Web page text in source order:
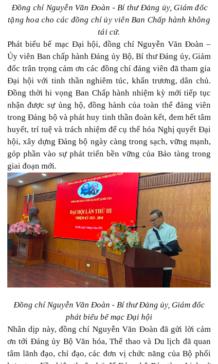
Đồng chí Nguyễn Văn Đoàn - Bí thư Đảng ủy, Giám đốc
tặng hoa cho các đồng chí ủy viên Ban Chấp hành không
tái cử.
Phát biểu bế mạc Đại hội, đồng chí Nguyễn Văn Đoàn –
Ủy viên Ban chấp hành Đảng ủy Bộ, Bí thư Đảng ủy, Giám
đốc trân trọng cảm ơn các đồng chí đảng viên đã tham gia
Đại hội với tinh thần nghiêm túc, khẩn trương, dân chủ.
Đồng thời hi vọng Ban Chấp hành nhiệm kỳ mới tiếp tục
nhận được sự ủng hộ, đồng hành của toàn thể đảng viên
trong Đảng bộ và phát huy tinh thần đoàn kết, đem hết tâm
huyết, trí tuệ và trách nhiệm để cụ thể hóa Nghị quyết Đại
hội, xây dựng Đảng bộ ngày càng trong sạch, vững mạnh,
góp phần vào sự phát triển bền vững của Bảo tàng trong
giai đoạn mới.
Đồng chí Nguyễn Văn Đoàn - Bí thư Đảng ủy, Giám đốc
phát biểu bế mạc Đại hội
Nhân dịp này, đồng chí Nguyễn Văn Đoàn đã gửi lời cảm
ơn tới Đảng ủy Bộ Văn hóa, Thể thao và Du lịch đã quan
tâm lãnh đạo, chỉ đạo, các đơn vị chức năng của Bộ phối